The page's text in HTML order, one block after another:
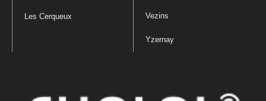
Les Cerqueux Vezins
Yzernay